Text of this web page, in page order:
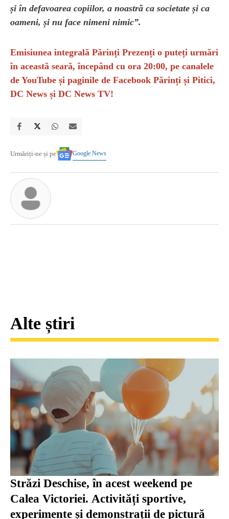
și în defavoarea copiilor, a noastră ca societate și ca
oameni, și nu face nimeni nimic”.
Emisiunea integrală Părinți Prezenți o puteți urmări
în această seară, începând cu ora 20:00, pe canalele
de YouTube și paginile de Facebook Părinți și Pitici,
DC News și DC News TV!
Urmăriți-ne și pe Google News
Alte știri
Străzi Deschise, în acest weekend pe
Calea Victoriei. Activități sportive,
experimente și demonstrații de pictură